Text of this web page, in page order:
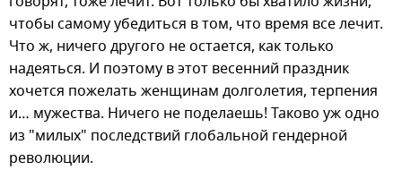
чтобы самому убедиться в том, что время все лечит.
Что ж, ничего другого не остается, как только
надеяться. И поэтому в этот весенний праздник
хочется пожелать женщинам долголетия, терпения
и… мужества. Ничего не поделаешь! Таково уж одно
из "милых" последствий глобальной гендерной
революции.